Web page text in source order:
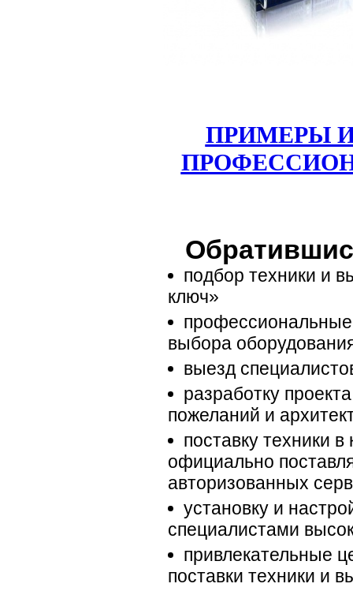
ПРИМЕРЫ
подбор техники и
ключ»
профессиональные
выбора
выезд
разработку
пожеланий и
поставку техники
официально
авторизованных
установку и
специалистами
привлекательные
поставки техники и